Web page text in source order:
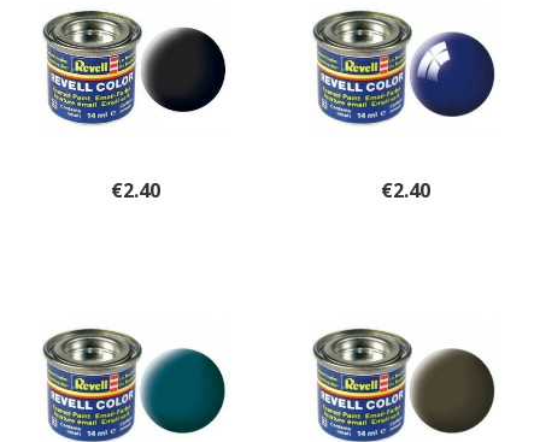
€2.40 €2.40